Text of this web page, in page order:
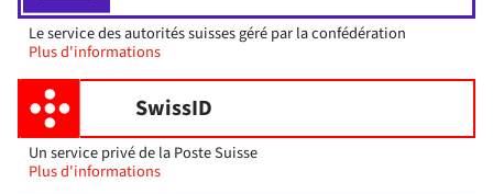
Le service des autorités suisses géré par la confédération
Plus d'informations
SwissID
Un service privé de la Poste Suisse
Plus d'informations